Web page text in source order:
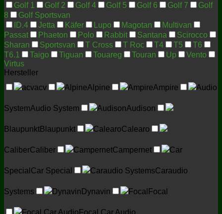
Golf 1
Golf 2 Golf 4 Golf 5 Golf 6 Golf 7
Golf
8
Golf Sportsvan
ID.4
Jetta Käfer Lupo Magotan
Multivan
Passat
Phaeton Polo Rabbit Santana
Scirocco
Sharan
Sportsvan T Cross T Roc T4 T5
T6
T6.1
Taigo Tiguan Touareg Touran Up
Vento
Virtus
Hersteller
acvacv AlpineAlpine AmpireAmpire Audio
SystemAudio System AudisonAudison
BlaupunktBlaupunkt CalearoCalearo
CaliberCaliber CampernetCampernet Car
Special Car Special Caraudio SystemsCaraudio
Systems Dynavin Dynavin Focal Focal
Focal Car Audio Focal Car Audio